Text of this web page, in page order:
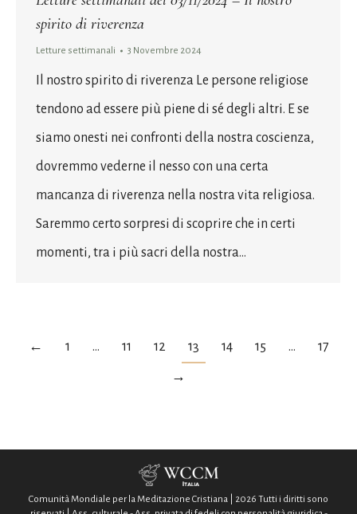
spirito di riverenza
Letture settimanali 3 Novembre 2024
Il nostro spirito di riverenza Le persone religiose
tendono ad essere più piene di sé degli altri. E se
siamo onesti nei confronti della nostra coscienza,
dovremmo vederne il nesso con una certa
mancanza di riverenza nella nostra vita religiosa.
Saremmo certo sorpresi di scoprire che in certi
momenti, tra i più sacri della nostra…
← 1 … 11 12 13 14 15 … 17
→
Comunità Mondiale per la Meditazione Cristiana | 2026 Tutti i diritti sono